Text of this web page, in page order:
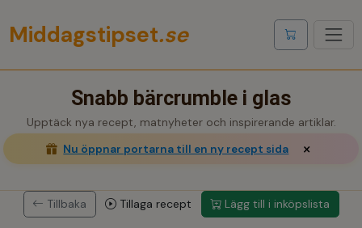
Middagstipset.se Visa
Snabb bärcrumble i glas
Upptäck nya recept, matnyheter och inspirerande artiklar.
Nu öppnar portarna till en ny recept sida
×
Tillbaka Tillaga recept Lägg till i inköpslista